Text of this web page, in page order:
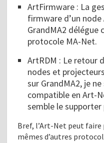
ArtFirmware : La
firmware d’un
GrandMA2 délégue
protocole MA-Net.
ArtRDM : Le retour
nodes et
sur GrandMA2, je
compatible en Art-
semble le
Bref, l’Art-Net peut faire
mêmes d’autres